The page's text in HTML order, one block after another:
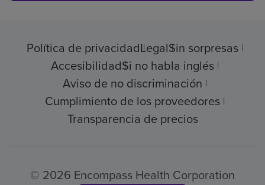
Política de privacidadLegalSin sorpresas
AccesibilidadSi no habla inglés
Aviso de no discriminación
Cumplimiento de los proveedores
Transparencia de precios
© 2026 Encompass Health Corporation